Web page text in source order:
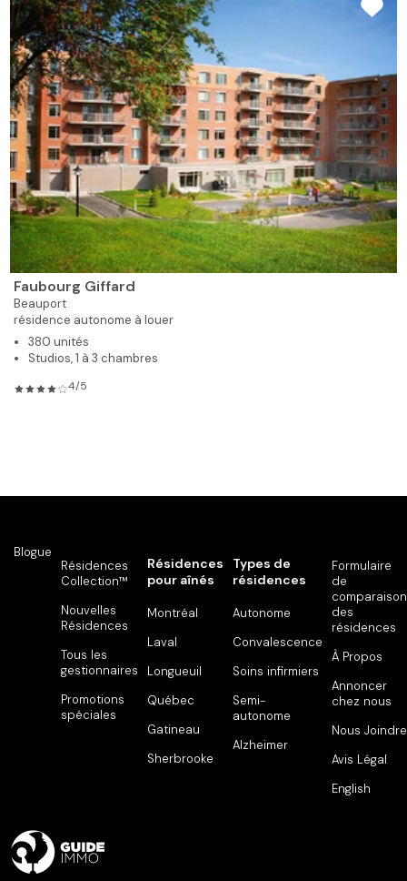
Faubourg Giffard
Beauport
résidence autonome à louer
380 unités
Studios, 1 à 3 chambres
4/5
Blogue
Résidences
Collection™
Nouvelles
Résidences
Tous les
gestionnaires
Promotions
spéciales
Résidences
pour aînés
Montréal
Laval
Longueuil
Québec
Gatineau
Sherbrooke
Types de
résidences
Autonome
Convalescence
Soins infirmiers
Semi-
autonome
Alzheimer
Formulaire
de
comparaison
des
résidences
À Propos
Annoncer
chez nous
Nous Joindre
Avis Légal
English